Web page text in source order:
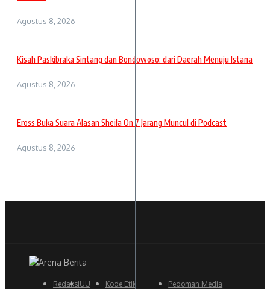
Agustus 8, 2026
Kisah Paskibraka Sintang dan Bondowoso: dari Daerah Menuju Istana
Agustus 8, 2026
Eross Buka Suara Alasan Sheila On 7 Jarang Muncul di Podcast
Agustus 8, 2026
RedaksiUU
Kode Etik
Pedoman Media